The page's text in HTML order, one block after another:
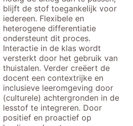
blijft de stof toegankelijk voor
iedereen. Flexibele en
heterogene differentiatie
ondersteunt dit proces.
Interactie in de klas wordt
versterkt door het gebruik van
thuistalen. Verder creëert de
docent een contextrijke en
inclusieve leeromgeving door
(culturele) achtergronden in de
lesstof te integreren. Door
positief en proactief op